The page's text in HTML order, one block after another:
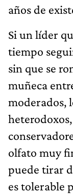
años de
Si un líder
tiempo
sin que se
muñeca
moderados,
olfato muy
puede tirar
es tolerable